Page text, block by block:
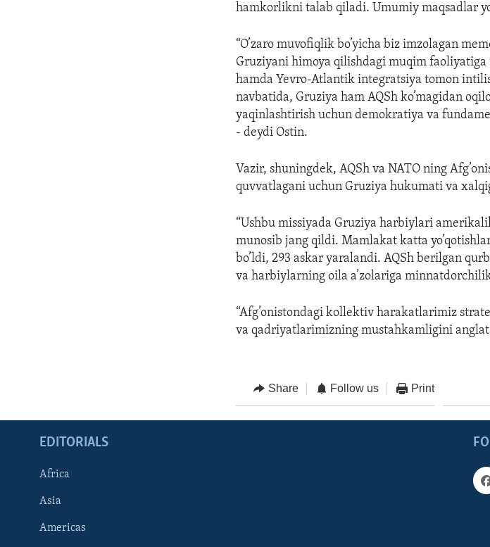
hamkorlikni talab qiladi. Umumiy maqsadlar
“O’zaro muvofiqlik bo’yicha biz imzolagan
Gruziyani himoya qilishdagi muqim
hamda Yevro-Atlantik integratsiya tomon
navbatida, Gruziya ham AQSh ko’magidan
yaqinlashtirish uchun demokratiya va
- deydi Ostin.
Vazir, shuningdek, AQSh va NATO ning
quvvatlagani uchun Gruziya hukumati va
“Ushbu missiyada Gruziya harbiylari
munosib jang qildi. Mamlakat katta
bo’ldi, 293 askar yaralandi. AQSh berilgan
va harbiylarning oila a’zolariga
“Afg’onistondagi kollektiv harakatlarimiz
va qadriyatlarimizning mustahkamligini
Share Follow us Print
EDITORIALS
Africa
Asia
Americas